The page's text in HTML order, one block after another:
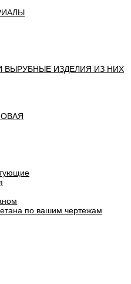
ИЗДЕЛИЯ ИЗ НИХ
по вашим чертежам